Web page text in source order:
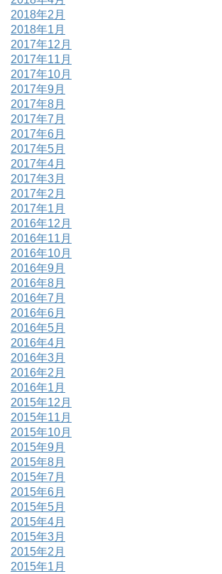
2018年2月
2018年1月
2017年12月
2017年11月
2017年10月
2017年9月
2017年8月
2017年7月
2017年6月
2017年5月
2017年4月
2017年3月
2017年2月
2017年1月
2016年12月
2016年11月
2016年10月
2016年9月
2016年8月
2016年7月
2016年6月
2016年5月
2016年4月
2016年3月
2016年2月
2016年1月
2015年12月
2015年11月
2015年10月
2015年9月
2015年8月
2015年7月
2015年6月
2015年5月
2015年4月
2015年3月
2015年2月
2015年1月